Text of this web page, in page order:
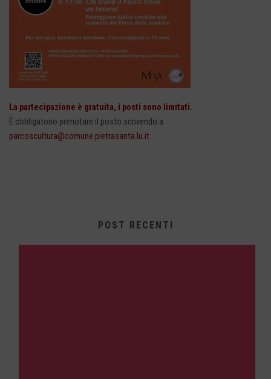
La partecipazione è gratuita, i posti sono limitati.
È obbligatorio prenotare il posto scrivendo a
parcoscultura@comune.pietrasanta.lu.it
POST RECENTI